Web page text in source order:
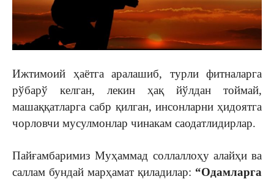
Ижтимоий ҳаётга аралашиб, турли фитналарга
рўбарў келган, лекин ҳақ йўлдан тоймай,
машаққатларга сабр қилган, инсонларни ҳидоятга
чорловчи мусулмонлар чинакам саодатлидирлар.
Пайғамбаримиз Муҳаммад соллаллоҳу алайҳи ва
саллам бундай марҳамат қиладилар: “Одамларга